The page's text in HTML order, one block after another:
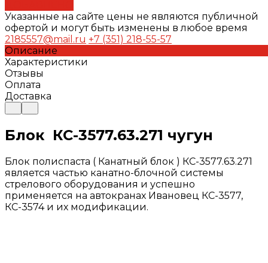
Указанные на сайте цены не являются публичной
офертой и могут быть изменены в любое время
2185557@mail.ru +7 (351) 218-55-57
Описание
Характеристики
Отзывы
Оплата
Доставка
Блок КС-3577.63.271 чугун
Блок полиспаста ( Канатный блок ) КС-3577.63.271
является частью канатно-блочной системы
стрелового оборудования и успешно
применяется на автокранах Ивановец КС-3577,
КС-3574 и их модификации.